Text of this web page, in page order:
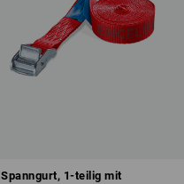
Spanngurt, 1-teilig mit